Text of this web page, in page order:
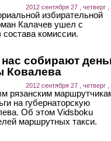
2012 сентября 27 , четверг ,
избирательной
Калачев ушел с
комиссии.
собирают
Ковалева
2012 сентября 27 , четверг ,
рязанским
на губернаторскую
Об этом Vidsboku
маршрутных такси.